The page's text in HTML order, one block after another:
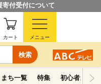
付受付について
検索
カート メニュー
まち一覧 特集 初心者ガイド